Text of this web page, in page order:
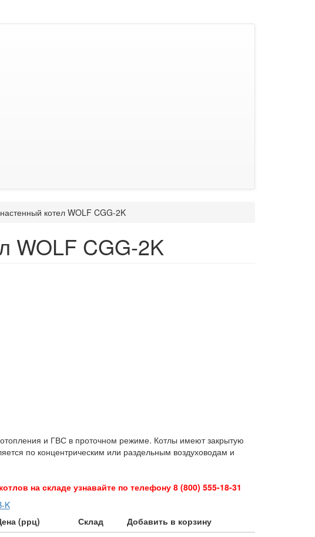
котел WOLF CGG-2K
WOLF CGG-2K
и ГВС в проточном режиме. Котлы имеют закрытую
по концентрическим или раздельным воздуховодам и
на складе узнавайте по телефону 8 (800) 555-18-31
-K
(ррц) Склад
Добавить в корзину